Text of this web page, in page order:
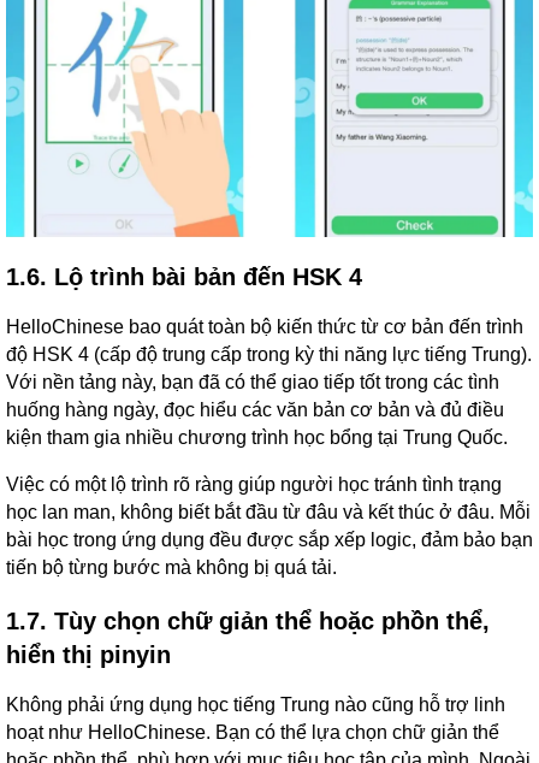
1.6. Lộ trình bài bản đến HSK 4
HelloChinese bao quát toàn bộ kiến thức từ cơ bản đến trình
độ HSK 4 (cấp độ trung cấp trong kỳ thi năng lực tiếng Trung).
Với nền tảng này, bạn đã có thể giao tiếp tốt trong các tình
huống hàng ngày, đọc hiểu các văn bản cơ bản và đủ điều
kiện tham gia nhiều chương trình học bổng tại Trung Quốc.
Việc có một lộ trình rõ ràng giúp người học tránh tình trạng
học lan man, không biết bắt đầu từ đâu và kết thúc ở đâu. Mỗi
bài học trong ứng dụng đều được sắp xếp logic, đảm bảo bạn
tiến bộ từng bước mà không bị quá tải.
1.7. Tùy chọn chữ giản thể hoặc phồn thể,
hiển thị pinyin
Không phải ứng dụng học tiếng Trung nào cũng hỗ trợ linh
hoạt như HelloChinese. Bạn có thể lựa chọn chữ giản thể